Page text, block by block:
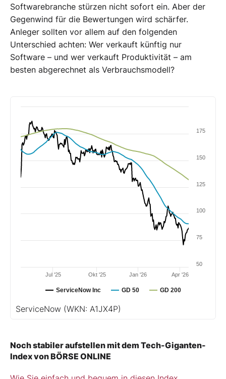
Softwarebranche stürzen nicht sofort ein. Aber der
Gegenwind für die Bewertungen wird schärfer.
Anleger sollten vor allem auf den folgenden
Unterschied achten: Wer verkauft künftig nur
Software – und wer verkauft Produktivität – am
besten abgerechnet als Verbrauchsmodell?
ServiceNow Inc GD 50 GD 200
Jul '25 Jan '26
Okt '25 Apr '26
50
75
100
125
150
175
ServiceNow (WKN: A1JX4P)
Noch stabiler aufstellen mit dem Tech-Giganten-
Index von BÖRSE ONLINE